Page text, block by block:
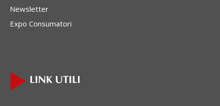
Newsletter
Expo Consumatori